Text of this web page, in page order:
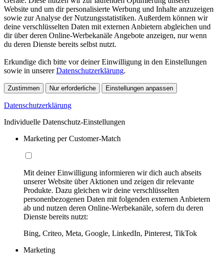
Website und um dir personalisierte Werbung und Inhalte anzuzeigen
sowie zur Analyse der Nutzungsstatistiken. Außerdem können wir
deine verschlüsselten Daten mit externen Anbietern abgleichen und
dir über deren Online-Werbekanäle Angebote anzeigen, nur wenn
du deren Dienste bereits selbst nutzt.
Erkundige dich bitte vor deiner Einwilligung in den Einstellungen
sowie in unsererDatenschutzerklärung.
Zustimmen Nur erforderliche Einstellungen anpassen
Datenschutzerklärung
Individuelle Datenschutz-Einstellungen
Marketing per Customer-Match
Mit deiner Einwilligung informieren wir dich auch abseits
unserer Website über Aktionen und zeigen dir relevante
Produkte. Dazu gleichen wir deine verschlüsselten
personenbezogenen Daten mit folgenden externen Anbietern
ab und nutzen deren Online-Werbekanäle, sofern du deren
Dienste bereits nutzt:
Bing, Criteo, Meta, Google, LinkedIn, Pinterest, TikTok
Marketing